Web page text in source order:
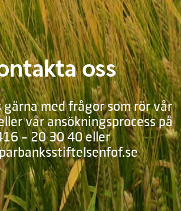
oss
gärna med frågor som rör vår
vår ansökningsprocess på
– 20 30 40 eller